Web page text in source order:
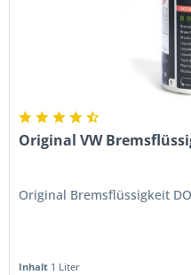
Original VW
Original Bremsflüssigkeit
Inhalt 1 Liter